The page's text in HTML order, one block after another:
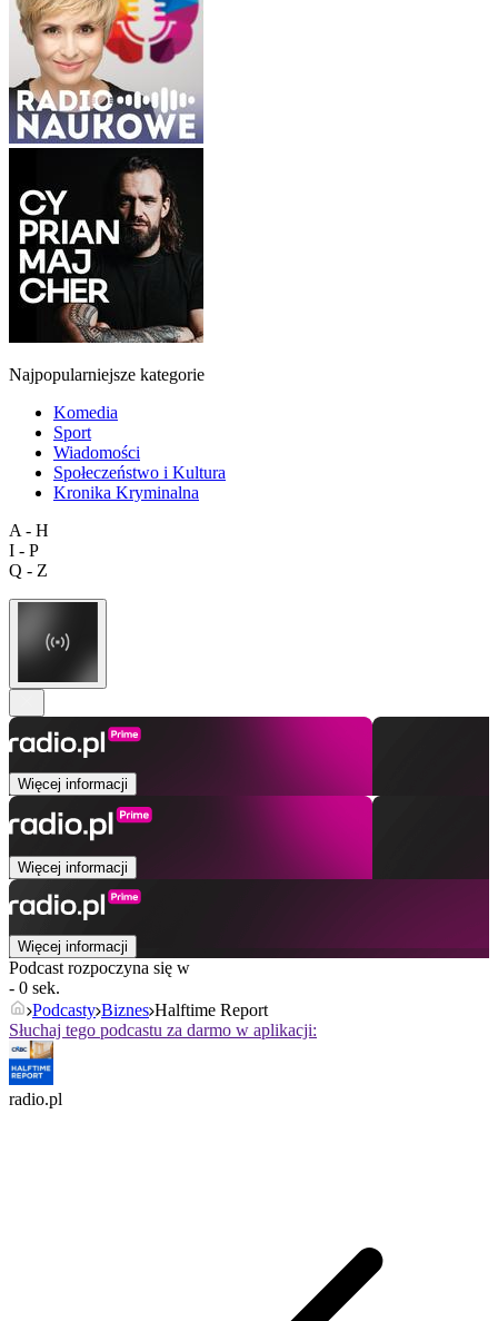
Najpopularniejsze kategorie
Komedia
Sport
Wiadomości
Społeczeństwo i Kultura
Kronika Kryminalna
A - H
I - P
Q - Z
Więcej informacji
Więcej informacji
Więcej informacji
Podcast rozpoczyna się w
- 0 sek.
Podcasty Biznes Halftime Report
Słuchaj tego podcastu za darmo w aplikacji:
radio.pl